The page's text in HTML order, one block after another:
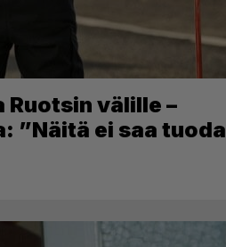
Ruotsin välille –
”Näitä ei saa tuoda